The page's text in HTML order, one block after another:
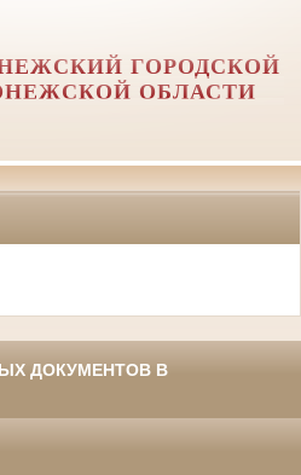
ГОРОДСКОЙ
ОБЛАСТИ
ДОКУМЕНТОВ В